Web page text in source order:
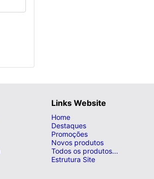
Links Website
Home
Destaques
Promoções
Novos produtos
Todos os produtos...
Estrutura Site